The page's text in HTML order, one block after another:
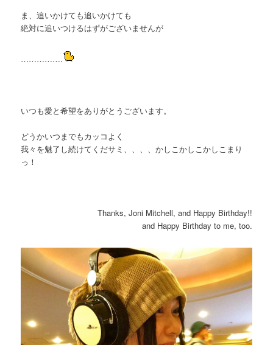
ま、追いかけても追いかけても
絶対に追いつけるはずがございませんが
…………….
いつも愛と希望をありがとうございます。
どうかいつまでもカッコよく
我々を魅了し続けてくだサミ、、、、かしこかしこかしこまり
っ！
Thanks, Joni Mitchell, and Happy Birthday!!
and Happy Birthday to me, too.